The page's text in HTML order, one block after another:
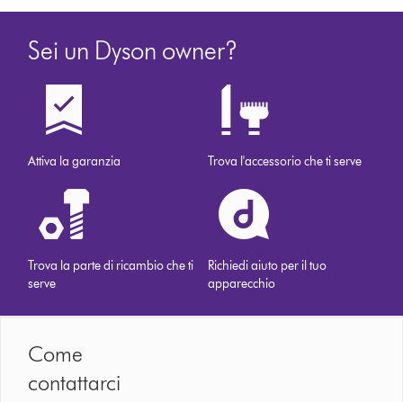
Sei un Dyson owner?
Attiva la garanzia Trova l'accessorio che ti serve
Trova la parte di ricambio che ti
serve
Richiedi aiuto per il tuo
apparecchio
Come
contattarci